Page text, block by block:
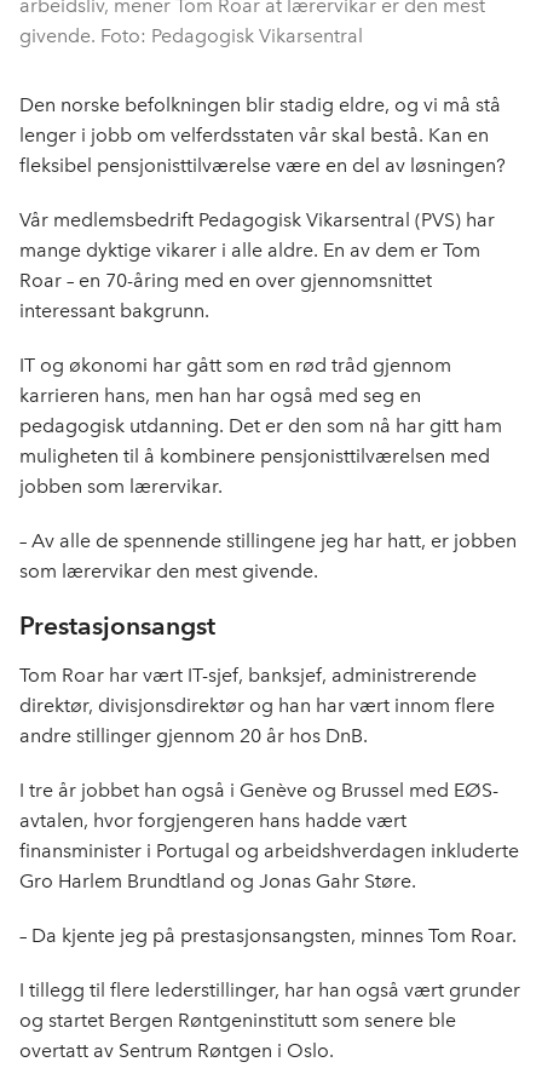
arbeidsliv, mener Tom Roar at lærervikar er den mest
givende. Foto: Pedagogisk Vikarsentral
Den norske befolkningen blir stadig eldre, og vi må stå
lenger i jobb om velferdsstaten vår skal bestå. Kan en
fleksibel pensjonisttilværelse være en del av løsningen?
Vår medlemsbedrift Pedagogisk Vikarsentral (PVS) har
mange dyktige vikarer i alle aldre. En av dem er Tom
Roar – en 70-åring med en over gjennomsnittet
interessant bakgrunn.
IT og økonomi har gått som en rød tråd gjennom
karrieren hans, men han har også med seg en
pedagogisk utdanning. Det er den som nå har gitt ham
muligheten til å kombinere pensjonisttilværelsen med
jobben som lærervikar.
– Av alle de spennende stillingene jeg har hatt, er jobben
som lærervikar den mest givende.
Prestasjonsangst
Tom Roar har vært IT-sjef, banksjef, administrerende
direktør, divisjonsdirektør og han har vært innom flere
andre stillinger gjennom 20 år hos DnB.
I tre år jobbet han også i Genève og Brussel med EØS-
avtalen, hvor forgjengeren hans hadde vært
finansminister i Portugal og arbeidshverdagen inkluderte
Gro Harlem Brundtland og Jonas Gahr Støre.
– Da kjente jeg på prestasjonsangsten, minnes Tom Roar.
I tillegg til flere lederstillinger, har han også vært grunder
og startet Bergen Røntgeninstitutt som senere ble
overtatt av Sentrum Røntgen i Oslo.